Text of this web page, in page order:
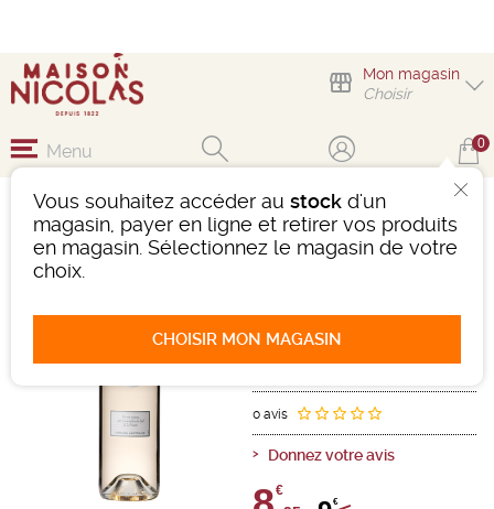
Mon magasin
Choisir
Vous souhaitez accéder au stock d'un
magasin, payer en ligne et retirer vos produits
en magasin. Sélectionnez le magasin de votre
choix.
CHOISIR MON MAGASIN
Menu 0
GRIS BLANC GÉRARD
BERTRAND
0 avis
Donnez votre avis
€
€